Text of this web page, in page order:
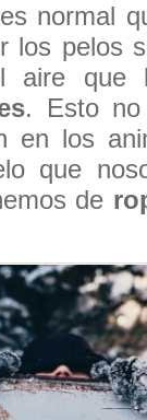
normal
los pelos
aire que
. Esto
en los
que
de